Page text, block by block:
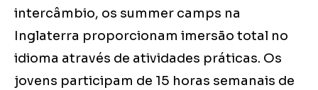
intercâmbio, os summer camps na
Inglaterra proporcionam imersão total no
idioma através de atividades práticas. Os
jovens participam de 15 horas semanais de